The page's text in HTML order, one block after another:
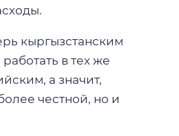
кыргызстанским
в тех же
а значит,
честной, но и